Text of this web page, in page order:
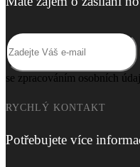
se zpracováním osobních
RYCHLÝ KONTAKT
Potřebujete více